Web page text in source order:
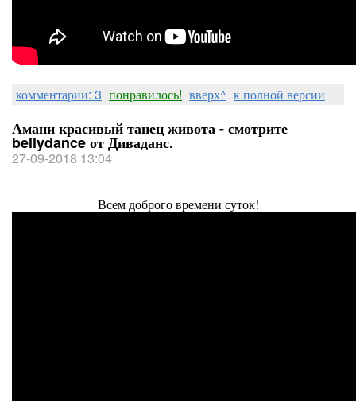
комментарии: 3 понравилось! вверх^ к полной версии
Амани красивый танец живота - смотрите
bellydance от Диваданс.
27-09-2018 13:04
Всем доброго времени суток!